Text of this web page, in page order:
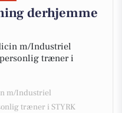
derhjemme
m/Industriel
træner i
m/Industriel
træner i STYRK